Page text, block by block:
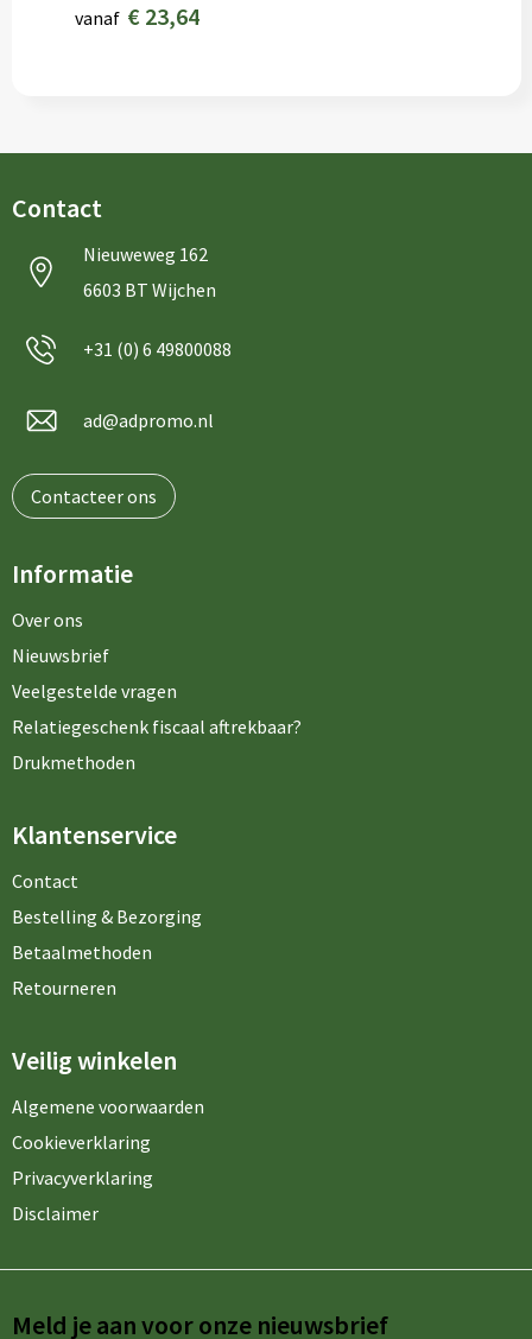
vanaf € 23,64
Contact
Nieuweweg 162
6603 BT Wijchen
+31 (0) 6 49800088
ad@adpromo.nl
Contacteer ons
Informatie
Over ons
Nieuwsbrief
Veelgestelde vragen
Relatiegeschenk fiscaal aftrekbaar?
Drukmethoden
Klantenservice
Contact
Bestelling & Bezorging
Betaalmethoden
Retourneren
Veilig winkelen
Algemene voorwaarden
Cookieverklaring
Privacyverklaring
Disclaimer
Meld je aan voor onze nieuwsbrief